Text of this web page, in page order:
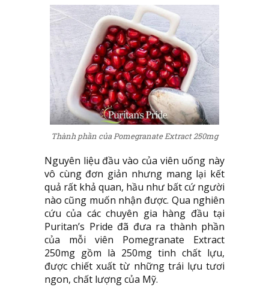
Thành phần của Pomegranate Extract 250mg
Nguyên liệu đầu vào của viên uống này
vô cùng đơn giản nhưng mang lại kết
quả rất khả quan, hầu như bất cứ người
nào cũng muốn nhận được. Qua nghiên
cứu của các chuyên gia hàng đầu tại
Puritan’s Pride đã đưa ra thành phần
của mỗi viên Pomegranate Extract
250mg gồm là 250mg tinh chất lựu,
được chiết xuất từ những trái lựu tươi
ngon, chất lượng của Mỹ.